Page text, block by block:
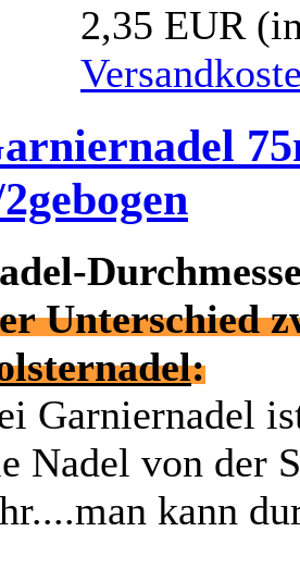
2,35 EUR
Unterschied
:
Garniernadel
Nadel von der
kann